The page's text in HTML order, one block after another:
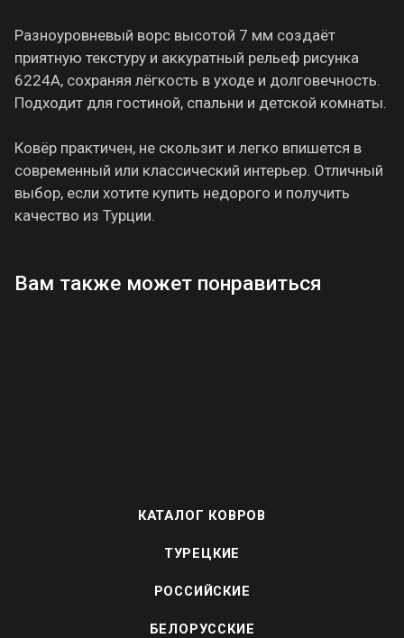
Разноуровневый ворс высотой 7 мм создаёт
приятную текстуру и аккуратный рельеф рисунка
6224A, сохраняя лёгкость в уходе и долговечность.
Подходит для гостиной, спальни и детской комнаты.
Ковёр практичен, не скользит и легко впишется в
современный или классический интерьер. Отличный
выбор, если хотите купить недорого и получить
качество из Турции.
Вам также может понравиться
КАТАЛОГ КОВРОВ
ТУРЕЦКИЕ
РОССИЙСКИЕ
БЕЛОРУССКИЕ